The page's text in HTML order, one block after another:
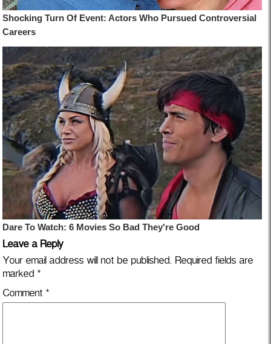
Leave a Reply
Your email address will not be published. Required fields are
marked *
Comment *